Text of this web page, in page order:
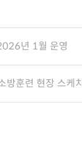
년 1월 운영
훈련 현장 스케치